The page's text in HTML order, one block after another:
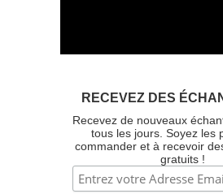
RECEVEZ DES
Recevez de nouveaux
tous les jours. Soyez les
commander et à recevoir
gratuits !